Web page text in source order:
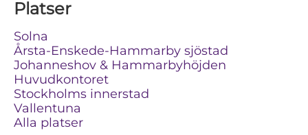
Platser
Solna
Årsta-Enskede-Hammarby sjöstad
Johanneshov & Hammarbyhöjden
Huvudkontoret
Stockholms innerstad
Vallentuna
Alla platser